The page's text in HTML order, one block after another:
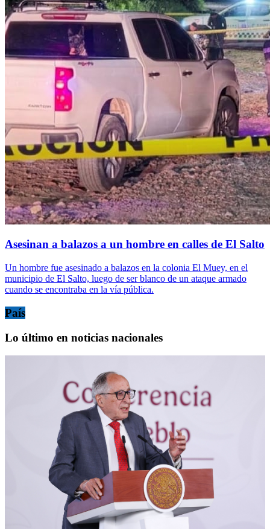
Asesinan a balazos a un hombre en calles de El Salto
Un hombre fue asesinado a balazos en la colonia El Muey, en el
municipio de El Salto, luego de ser blanco de un ataque armado
cuando se encontraba en la vía pública.
País
Lo último en noticias nacionales